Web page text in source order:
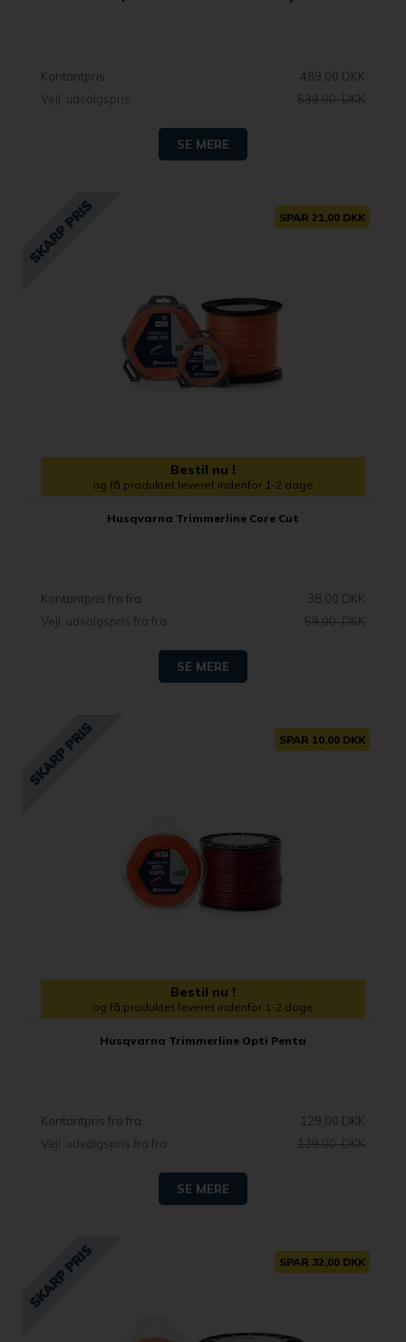
Kontantpris
489,00 DKK
Vejl. udsalgspris
539,00 DKK
SE MERE
SPAR 21,00 DKK
Bestil nu !
og få produktet leveret indenfor 1-2 dage
Husqvarna Trimmerline Core Cut
Kontantpris fra
38,00 DKK
Vejl. udsalgspris fra
59,00 DKK
SE MERE
SPAR 10,00 DKK
Bestil nu !
og få produktet leveret indenfor 1-2 dage
Husqvarna Trimmerline Opti Penta
Kontantpris fra
129,00 DKK
Vejl. udsalgspris fra
139,00 DKK
SE MERE
SPAR 32,00 DKK